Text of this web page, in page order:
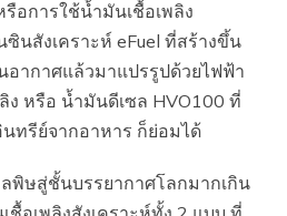
อการใช้น้ำมันเชื้อเพลิง
ซินสังเคราะห์ eFuel ที่สร้างขึ้น
ากาศแล้วมาแปรรูปด้วยไฟฟ้า
ง หรือ น้ำมันดีเซล HVO100 ที่
ทรีย์จากอาหาร ก็ย่อมได้
พิษสู่ชั้นบรรยากาศโลกมากเกิน